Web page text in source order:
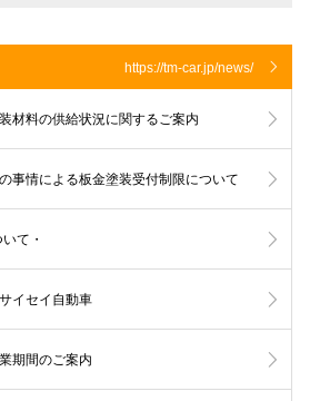
https://tm-car.jp/news/
材料の供給状況に関するご案内
事情による板金塗装受付制限について
て・
らせ
イセイ自動車
期間のご案内